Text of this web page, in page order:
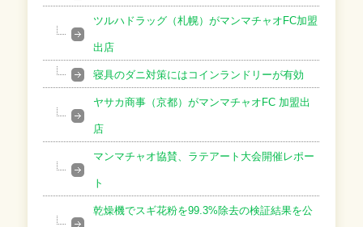
ツルハドラッグ（札幌）がマンマチャオFC加盟
出店
寝具のダニ対策にはコインランドリーが有効
ヤサカ商事（京都）がマンマチャオFC 加盟出
店
マンマチャオ協賛、ラテアート大会開催レポー
ト
乾燥機でスギ花粉を99.3%除去の検証結果を公